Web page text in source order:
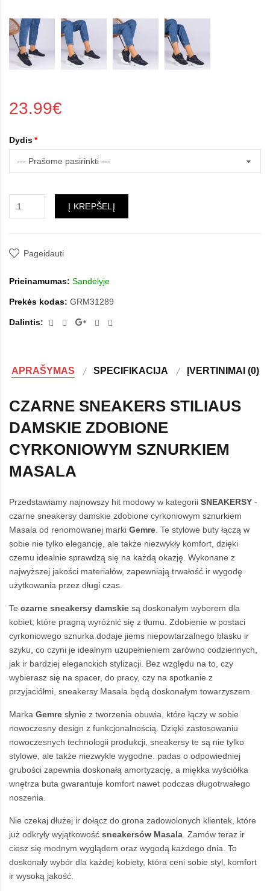
23.99€
Dydis
Į KREPŠELĮ
Pageidauti
Prieinamumas: Sandėlyje
Prekės kodas: GRM31289
Dalintis:
APRAŠYMAS SPECIFIKACIJA ĮVERTINIMAI (0)
CZARNE SNEAKERS STILIAUS
DAMSKIE ZDOBIONE
CYRKONIOWYM SZNURKIEM
MASALA
Przedstawiamy najnowszy hit modowy w kategorii SNEAKERSY -
czarne sneakersy damskie zdobione cyrkoniowym sznurkiem
Masala od renomowanej marki Gemre . Te stylowe buty łączą w
sobie nie tylko elegancję, ale także niezwykły komfort, dzięki
czemu idealnie sprawdzą się na każdą okazję. Wykonane z
najwyższej jakości materiałów, zapewniają trwałość ir wygodę
użytkowania przez długi czas.
Te czarne sneakersy damskie są doskonałym wyborem dla
kobiet, które pragną wyróżnić się z tłumu. Zdobienie w postaci
cyrkoniowego sznurka dodaje jiems niepowtarzalnego blasku ir
szyku, co czyni je idealnym uzupełnieniem zarówno codziennych,
jak ir bardziej eleganckich stylizacji. Bez względu na to, czy
wybierasz się na spacer, do pracy, czy na spotkanie z
przyjaciółmi, sneakersy Masala będą doskonałym towarzyszem.
Marka Gemre słynie z tworzenia obuwia, które łączy w sobie
nowoczesny design z funkcjonalnością. Dzięki zastosowaniu
nowoczesnych technologii produkcji, sneakersy te są nie tylko
stylowe, ale także niezwykle wygodne. padas o odpowiedniej
grubości zapewnia doskonałą amortyzację, a miękka wyściółka
wnętrza buta gwarantuje komfort nawet podczas długotrwałego
noszenia.
Nie czekaj dłużej ir dołącz do grona zadowolonych klientek, które
już odkryły wyjątkowość sneakersów Masala . Zamów teraz ir
ciesz się modnym wyglądem oraz wygodą każdego dnia. To
doskonały wybór dla każdej kobiety, która ceni sobie styl, komfort
ir wysoką jakość.